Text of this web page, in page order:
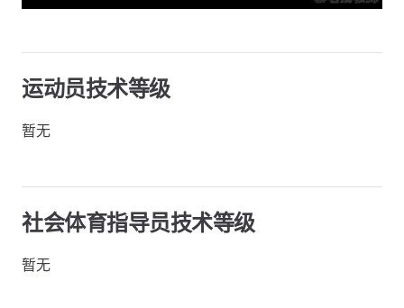
运动员技术等级
暂无
社会体育指导员技术等级
暂无